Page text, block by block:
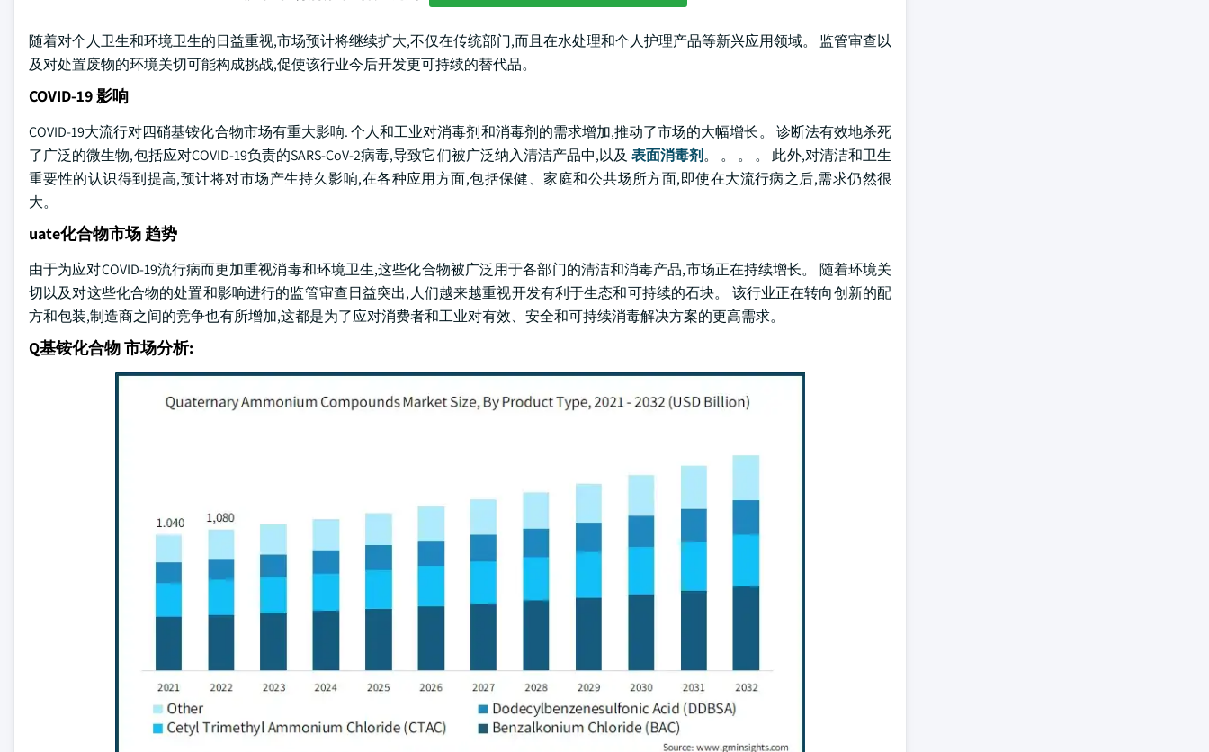
随着对个人卫生和环境卫生的日益重视,市场预计将继续扩大,不仅在传统部门,而且在水处理和个人护理产品等新兴应用领域。 监管审查以
及对处置废物的环境关切可能构成挑战,促使该行业今后开发更可持续的替代品。
COVID-19 影响
COVID-19大流行对四硝基铵化合物市场有重大影响. 个人和工业对消毒剂和消毒剂的需求增加,推动了市场的大幅增长。 诊断法有效地杀死
了广泛的微生物,包括应对COVID-19负责的SARS-CoV-2病毒,导致它们被广泛纳入清洁产品中,以及 表面消毒剂。 。 。 。 此外,对清洁和卫生
重要性的认识得到提高,预计将对市场产生持久影响,在各种应用方面,包括保健、家庭和公共场所方面,即使在大流行病之后,需求仍然很
大。
uate化合物市场 趋势
由于为应对COVID-19流行病而更加重视消毒和环境卫生,这些化合物被广泛用于各部门的清洁和消毒产品,市场正在持续增长。 随着环境关
切以及对这些化合物的处置和影响进行的监管审查日益突出,人们越来越重视开发有利于生态和可持续的石块。 该行业正在转向创新的配
方和包装,制造商之间的竞争也有所增加,这都是为了应对消费者和工业对有效、安全和可持续消毒解决方案的更高需求。
Q基铵化合物 市场分析: